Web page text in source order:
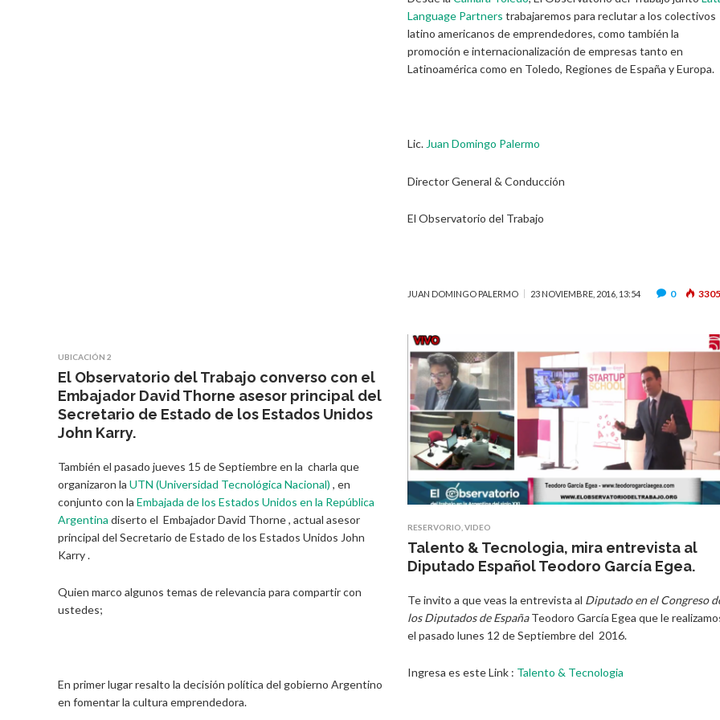
Language Partners trabajaremos para reclutar a los colectivos
latino americanos de emprendedores, como también la
promoción e internacionalización de empresas tanto en
Latinoamérica como en Toledo, Regiones de España y Europa.
Lic. Juan Domingo Palermo
Director General & Conducción
El Observatorio del Trabajo
JUAN DOMINGO PALERMO 23 NOVIEMBRE, 2016, 13:54 0
UBICACIÓN 2
El Observatorio del Trabajo converso con el
Embajador David Thorne asesor principal del
Secretario de Estado de los Estados Unidos
John Karry.
También el pasado jueves 15 de Septiembre en la charla que
organizaron la UTN (Universidad Tecnológica Nacional) , en
conjunto con la Embajada de los Estados Unidos en la República
Argentina diserto el Embajador David Thorne , actual asesor
principal del Secretario de Estado de los Estados Unidos John
Karry .
Quien marco algunos temas de relevancia para compartir con
ustedes;
En primer lugar resalto la decisión política del gobierno Argentino
en fomentar la cultura emprendedora.
RESERVORIO ,VIDEO
Talento & Tecnologia, mira entrevista al
Diputado Español Teodoro García Egea.
Te invito a que veas la entrevista al Diputado en el Congreso
los Diputados de EspañaTeodoro García Egea que le
el pasado lunes 12 de Septiembre del 2016.
Ingresa es este Link : Talento & Tecnologia